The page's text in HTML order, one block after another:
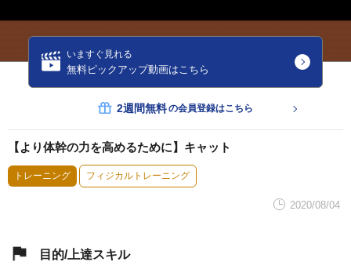
いますぐ見れる
無料ピックアップ動画はこちら
2週間無料の会員登録はこちら
【より体幹の力を高めるために】キャット
トレーニング フィジカルトレーニング
2020/08/04
目的/上達スキル